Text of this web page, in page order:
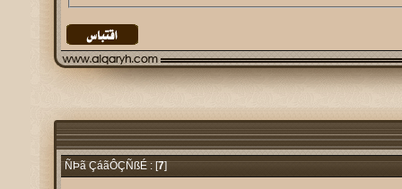
ÑÞã ÇáãÔÇÑßÉ : [
7]